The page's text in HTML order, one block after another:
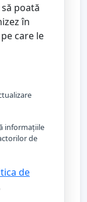
poată
în
care le
informațiile
de
de